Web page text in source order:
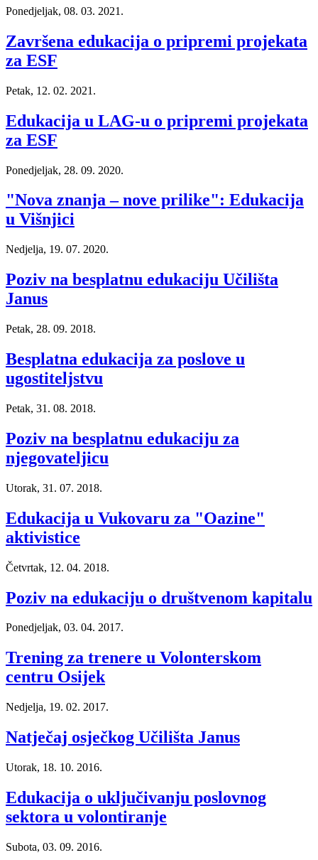
Ponedjeljak, 08. 03. 2021.
Završena edukacija o pripremi projekata
za ESF
Petak, 12. 02. 2021.
Edukacija u LAG-u o pripremi projekata
za ESF
Ponedjeljak, 28. 09. 2020.
"Nova znanja – nove prilike": Edukacija
u Višnjici
Nedjelja, 19. 07. 2020.
Poziv na besplatnu edukaciju Učilišta
Janus
Petak, 28. 09. 2018.
Besplatna edukacija za poslove u
ugostiteljstvu
Petak, 31. 08. 2018.
Poziv na besplatnu edukaciju za
njegovateljicu
Utorak, 31. 07. 2018.
Edukacija u Vukovaru za "Oazine"
aktivistice
Četvrtak, 12. 04. 2018.
Poziv na edukaciju o društvenom kapitalu
Ponedjeljak, 03. 04. 2017.
Trening za trenere u Volonterskom
centru Osijek
Nedjelja, 19. 02. 2017.
Natječaj osječkog Učilišta Janus
Utorak, 18. 10. 2016.
Edukacija o uključivanju poslovnog
sektora u volontiranje
Subota, 03. 09. 2016.